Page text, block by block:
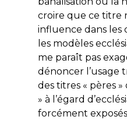
croire que ce titre
influence dans les
les modèles
me paraît pas
dénoncer l’usage
des titres « pères
» à l’égard
forcément